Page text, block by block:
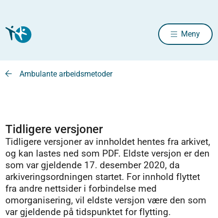
Meny
Ambulante arbeidsmetoder
Tidligere versjoner
Tidligere versjoner av innholdet hentes fra arkivet,
og kan lastes ned som PDF. Eldste versjon er den
som var gjeldende 17. desember 2020, da
arkiveringsordningen startet. For innhold flyttet
fra andre nettsider i forbindelse med
omorganisering, vil eldste versjon være den som
var gjeldende på tidspunktet for flytting.